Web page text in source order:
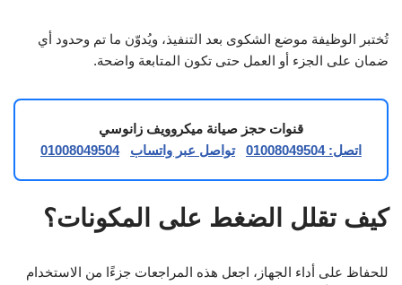
تُختبر الوظيفة موضع الشكوى بعد التنفيذ، ويُدوّن ما تم وحدود أي
ضمان على الجزء أو العمل حتى تكون المتابعة واضحة.
قنوات حجز صيانة ميكروويف زانوسي
اتصل: 01008049504
تواصل عبر واتساب 01008049504
كيف تقلل الضغط على المكونات؟
للحفاظ على أداء الجهاز، اجعل هذه المراجعات جزءًا من الاستخدام